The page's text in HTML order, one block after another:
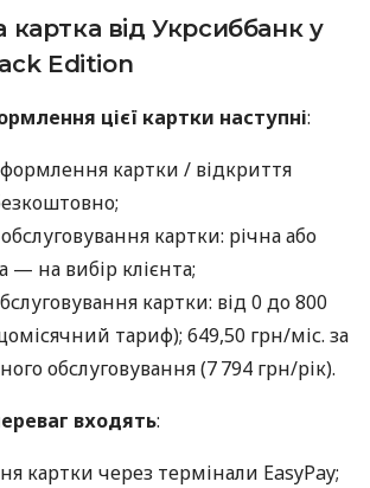
картка від Укрсиббанк у
Edition
цієї картки наступні:
картки / відкриття
обслуговування картки: річна або
— на вибір клієнта;
картки: від 0 до 800
тариф); 649,50 грн/міс. за
обслуговування (7 794 грн/рік).
входять:
картки через термінали EasyPay;